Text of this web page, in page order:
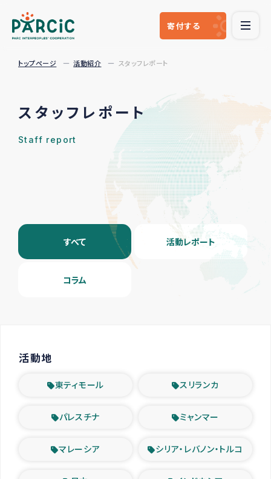
寄付する
トップページ 活動紹介 スタッフレポート
スタッフレポート
Staff report
すべて 活動レポート
コラム
活動地
東ティモール スリランカ
パレスチナ ミャンマー
マレーシア シリア・レバノン・トルコ